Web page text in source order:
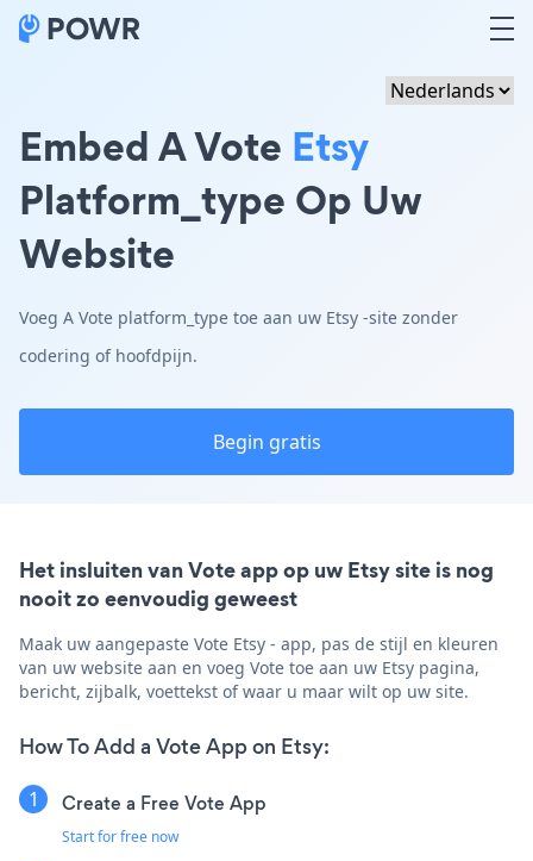
Embed A Vote Etsy
Platform_type Op Uw
Website
Voeg A Vote platform_type toe aan uw Etsy -site zonder
codering of hoofdpijn.
Begin gratis
Het insluiten van Vote app op uw Etsy site is nog
nooit zo eenvoudig geweest
Maak uw aangepaste Vote Etsy - app, pas de stijl en kleuren
van uw website aan en voeg Vote toe aan uw Etsy pagina,
bericht, zijbalk, voettekst of waar u maar wilt op uw site.
How To Add a Vote App on Etsy:
Create a Free Vote App
Start for free now